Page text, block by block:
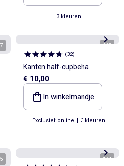
3 kleuren
7 1/3
(32)
Kanten half-cupbeha
€ 10,00
In winkelmandje
Exclusief online | 3 kleuren
5 1/4